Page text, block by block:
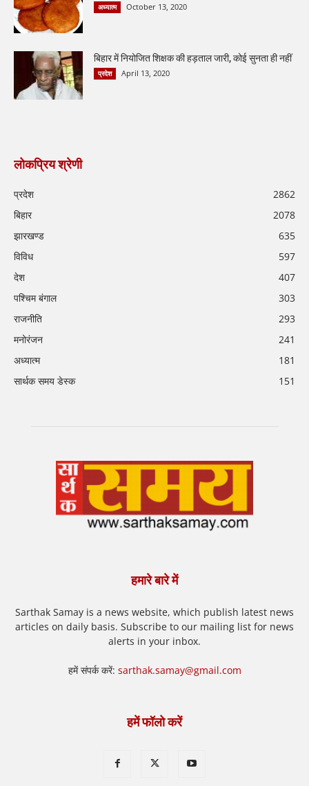
अध्यात्म October 13, 2020
बिहार में नियोजित शिक्षक की हड़ताल जारी, कोई सुनता ही नहीं
प्रदेश April 13, 2020
लोकप्रिय श्रेणी
प्रदेश
2862
बिहार
2078
झारखण्ड
635
विविध
597
देश
407
पश्चिम बंगाल
303
राजनीति
293
मनोरंजन
241
अध्यात्म
181
सार्थक समय डेस्क
151
हमारे बारे में
Sarthak Samay is a news website, which publish latest news
articles on daily basis. Subscribe to our mailing list for news
alerts in your inbox.
हमें संपर्क करें: sarthak.samay@gmail.com
हमें फॉलो करें